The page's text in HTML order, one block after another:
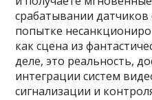
срабатывании датчиков
попытке
как сцена из
деле, это реальность,
интеграции систем
сигнализации и